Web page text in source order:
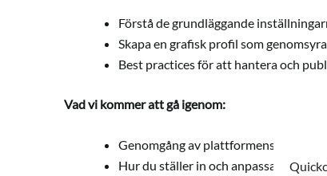
Förstå de grundläggande
Skapa en grafisk profil som
Best practices för att hantera och
Vad vi kommer att gå igenom:
Genomgång av plattformens
Hur du ställer in och anpassar din